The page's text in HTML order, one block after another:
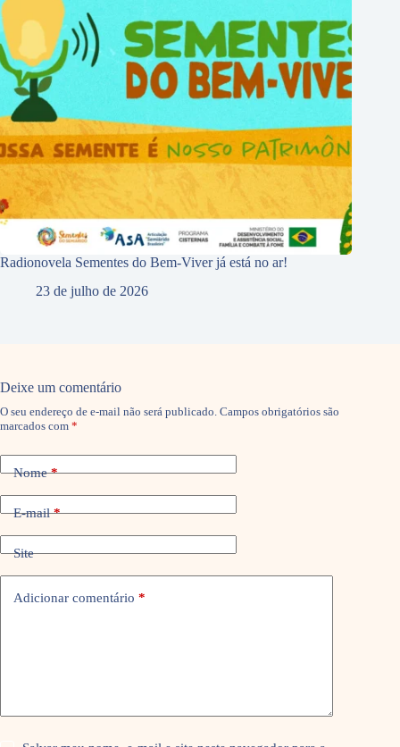
Radionovela Sementes do Bem-Viver já está no ar!
23 de julho de 2026
Deixe um comentário
O seu endereço de e-mail não será publicado. Campos obrigatórios são
marcados com *
Nome*
E-mail*
Site
Adicionar comentário *